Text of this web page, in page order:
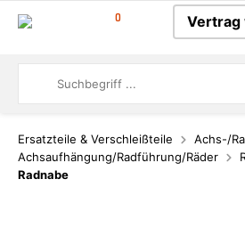
0 Vertrag
Ersatzteile & Verschleißteile
Achs-/
Achsaufhängung/Radführung/Räder
Radnabe